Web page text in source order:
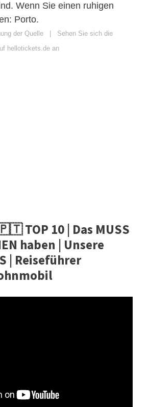
Wenn Sie einen ruhigen
Porto.
der Quelle
Sehen Sie sich die
hellotickets.de an
TOP 10 | Das MUSS
haben | Unsere
| Reiseführer